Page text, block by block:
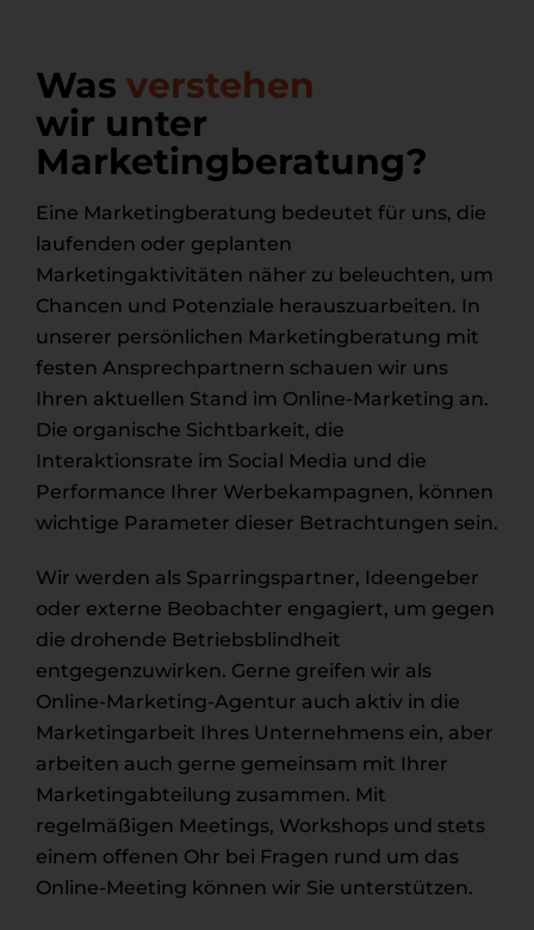
Was verstehen
wir unter
Marketingberatung?
Eine Marketingberatung bedeutet für uns, die
laufenden oder geplanten
Marketingaktivitäten näher zu beleuchten, um
Chancen und Potenziale herauszuarbeiten. In
unserer persönlichen Marketingberatung mit
festen Ansprechpartnern schauen wir uns
Ihren aktuellen Stand im Online-Marketing an.
Die organische Sichtbarkeit, die
Interaktionsrate im Social Media und die
Performance Ihrer Werbekampagnen, können
wichtige Parameter dieser Betrachtungen sein.
Wir werden als Sparringspartner, Ideengeber
oder externe Beobachter engagiert, um gegen
die drohende Betriebsblindheit
entgegenzuwirken. Gerne greifen wir als
Online-Marketing-Agentur auch aktiv in die
Marketingarbeit Ihres Unternehmens ein, aber
arbeiten auch gerne gemeinsam mit Ihrer
Marketingabteilung zusammen. Mit
regelmäßigen Meetings, Workshops und stets
einem offenen Ohr bei Fragen rund um das
Online-Meeting können wir Sie unterstützen.